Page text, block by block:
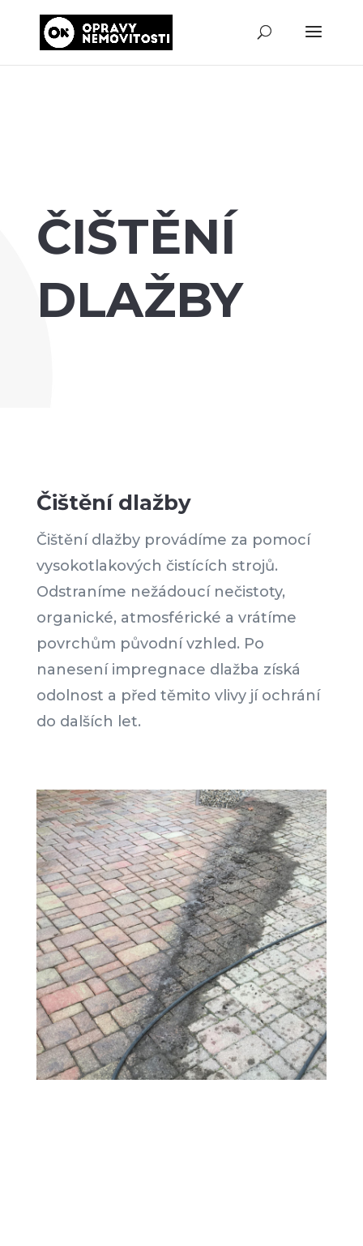
ČIŠTĚNÍ
DLAŽBY
Čištění dlažby
Čištění dlažby provádíme za pomocí
vysokotlakových čistících strojů.
Odstraníme nežádoucí nečistoty,
organické, atmosférické a vrátíme
povrchům původní vzhled. Po
nanesení impregnace dlažba získá
odolnost a před těmito vlivy jí ochrání
do dalších let.